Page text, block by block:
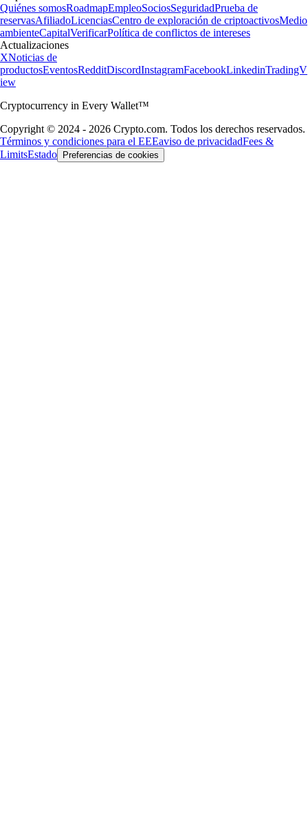
Quiénes somosRoadmapEmpleoSociosSeguridadPrueba de
reservasAfiliadoLicenciasCentro de exploración de criptoactivosMedio
ambienteCapitalVerificarPolítica de conflictos de intereses
Actualizaciones
XNoticias de
productosEventosRedditDiscordInstagramFacebookLinkedinTradingV
iew
Cryptocurrency in Every Wallet™
Copyright © 2024 - 2026 Crypto.com. Todos los derechos reservados.
Términos y condiciones para el EEEaviso de privacidadFees &
LimitsEstado Preferencias de cookies